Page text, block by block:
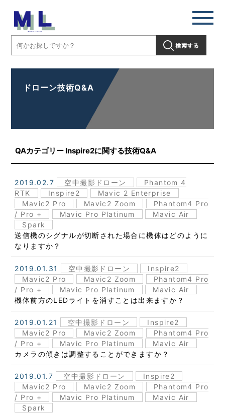
ドローン技術Q&A
QAカテゴリー Inspire2に関する技術Q&A
2019.02.7 空中撮影ドローン
Phantom 4
RTK
Inspire2
Mavic 2 Enterprise
Mavic2 Pro
Mavic2 Zoom
Phantom4 Pro
/ Pro +
Mavic Pro Platinum
Mavic Air
Spark
送信機のシグナルが切断された場合に機体はどのように
なりますか？
2019.01.31 空中撮影ドローン
Inspire2
Mavic2 Pro
Mavic2 Zoom
Phantom4 Pro
/ Pro +
Mavic Pro Platinum
Mavic Air
機体前方のLEDライトを消すことは出来ますか？
2019.01.21 空中撮影ドローン
Inspire2
Mavic2 Pro
Mavic2 Zoom
Phantom4 Pro
/ Pro +
Mavic Pro Platinum
Mavic Air
カメラの傾きは調整することができますか？
2019.01.7 空中撮影ドローン
Inspire2
Mavic2 Pro
Mavic2 Zoom
Phantom4 Pro
/ Pro +
Mavic Pro Platinum
Mavic Air
Spark